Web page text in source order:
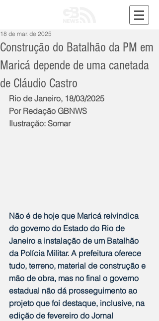
Construção do Batalhão da PM em
Maricá depende de uma canetada
de Cláudio Castro
18 de mar. de 2025
Rio de Janeiro, 18/03/2025
Por Redação GBNWS
Ilustração: Somar
Não é de hoje que Maricá reivindica
do governo do Estado do Rio de
Janeiro a instalação de um Batalhão
da Polícia Militar. A prefeitura oferece
tudo, terreno, material de construção e
mão de obra, mas no final o governo
estadual não dá prosseguimento ao
projeto que foi destaque, inclusive, na
edição de fevereiro do Jornal